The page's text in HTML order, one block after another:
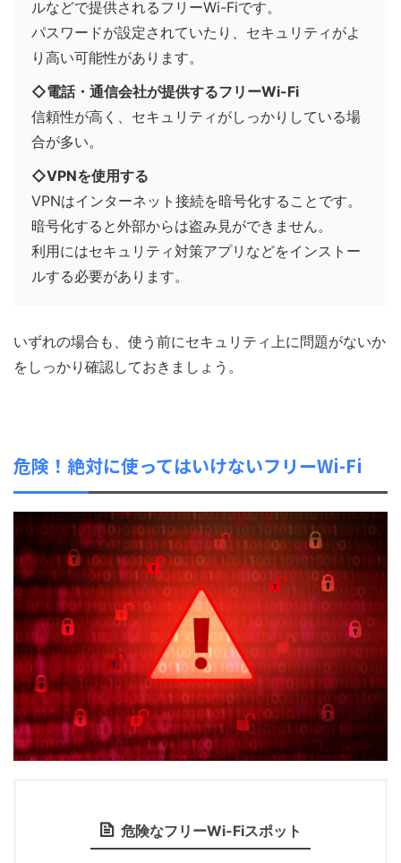
ルなどで提供されるフリーWi-Fiです。
パスワードが設定されていたり、セキュリティがよ
り高い可能性があります。
◇電話・通信会社が提供するフリーWi-Fi
信頼性が高く、セキュリティがしっかりしている場
合が多い。
◇VPNを使用する
VPNはインターネット接続を暗号化することです。
暗号化すると外部からは盗み見ができません。
利用にはセキュリティ対策アプリなどをインストー
ルする必要があります。
いずれの場合も、使う前にセキュリティ上に問題がないか
をしっかり確認しておきましょう。
危険！絶対に使ってはいけないフリーWi-Fi
危険なフリーWi-Fiスポット